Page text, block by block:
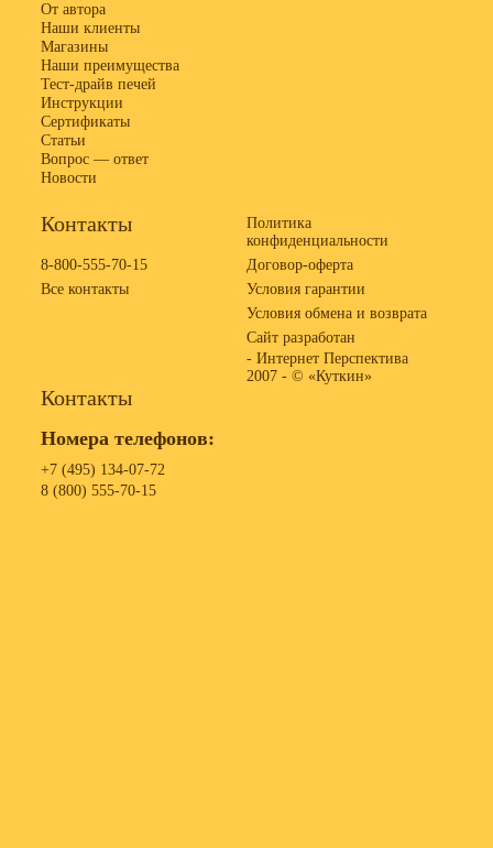
От автора
Наши клиенты
Магазины
Наши преимущества
Тест-драйв печей
Инструкции
Сертификаты
Статьи
Вопрос — ответ
Новости
Контакты
8-800-555-70-15
Все контакты
Политика
конфиденциальности
Договор-оферта
Условия гарантии
Условия обмена и возврата
Сайт разработан
- Интернет Перспектива
2007 - © «Куткин»
Контакты
Номера телефонов:
+7 (495) 134-07-72
8 (800) 555-70-15